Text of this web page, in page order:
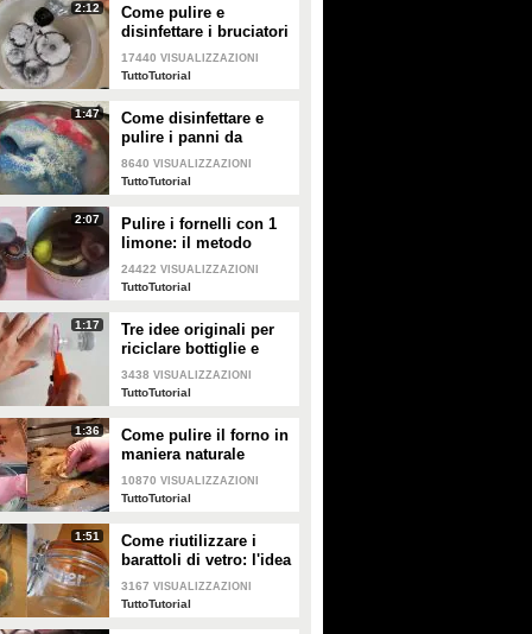
2:12
Come pulire e
disinfettare i bruciatori
del piano cottura
17440 VISUALIZZAZIONI
TuttoTutorial
1:47
Come disinfettare e
pulire i panni da
cucina
8640 VISUALIZZAZIONI
TuttoTutorial
2:07
Pulire i fornelli con 1
limone: il metodo
naturale ed efficace
24422 VISUALIZZAZIONI
TuttoTutorial
1:17
Tre idee originali per
riciclare bottiglie e
contenitori di plastica
3438 VISUALIZZAZIONI
TuttoTutorial
1:36
Come pulire il forno in
maniera naturale
10870 VISUALIZZAZIONI
TuttoTutorial
1:51
Come riutilizzare i
barattoli di vetro: l'idea
originale e natalizia
3167 VISUALIZZAZIONI
TuttoTutorial